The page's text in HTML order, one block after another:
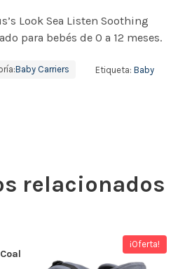
Look Sea Listen Soothing
para bebés de 0 a 12 meses.
Baby Carriers Etiqueta:Baby
relacionados
¡Oferta!